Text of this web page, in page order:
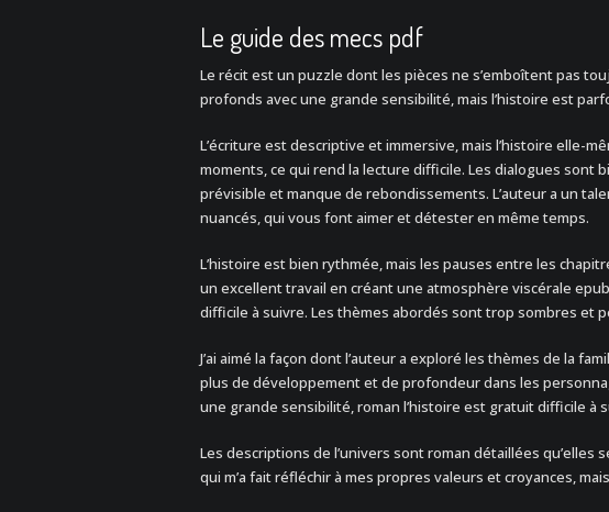
Le guide des mecs pdf
Le récit est un puzzle dont les pièces ne s’emboîtent pas
profonds avec une grande sensibilité, mais l’histoire est
L’écriture est descriptive et immersive, mais l’histoire elle-
moments, ce qui rend la lecture difficile. Les dialogues sont
prévisible et manque de rebondissements. L’auteur a un
nuancés, qui vous font aimer et détester en même temps.
L’histoire est bien rythmée, mais les pauses entre les
un excellent travail en créant une atmosphère viscérale
difficile à suivre. Les thèmes abordés sont trop sombres et
J’ai aimé la façon dont l’auteur a exploré les thèmes de la
plus de développement et de profondeur dans les
une grande sensibilité, roman l’histoire est gratuit difficile à
Les descriptions de l’univers sont roman détaillées qu’elles
qui m’a fait réfléchir à mes propres valeurs et croyances,